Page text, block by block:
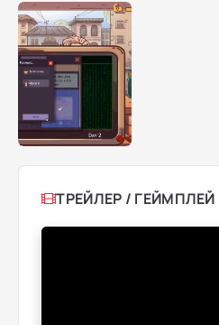
ТРЕЙЛЕР / ГЕЙМПЛЕЙ